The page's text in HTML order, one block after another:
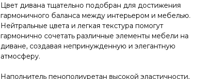
Цвет дивана тщательно подобран для достижения
гармоничного баланса между интерьером и мебелью.
Нейтральные цвета и легкая текстура помогут
гармонично сочетать различные элементы мебели на
диване, создавая непринужденную и элегантную
атмосферу.
Наполнитель пенополиуретан высокой эластичности,